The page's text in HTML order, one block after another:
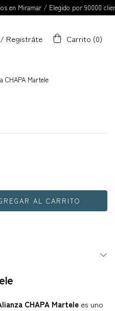
/ Elegido por 90000 clientas
/ Registráte Carrito (0)
CHAPA Martele
CHAPA Martele es uno